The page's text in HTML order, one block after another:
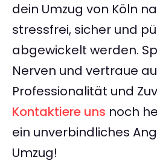
dein Umzug von Köln
stressfrei, sicher und
abgewickelt werden.
Nerven und vertraue
Professionalität und
Kontaktiere uns noch
ein unverbindliches
Umzug!